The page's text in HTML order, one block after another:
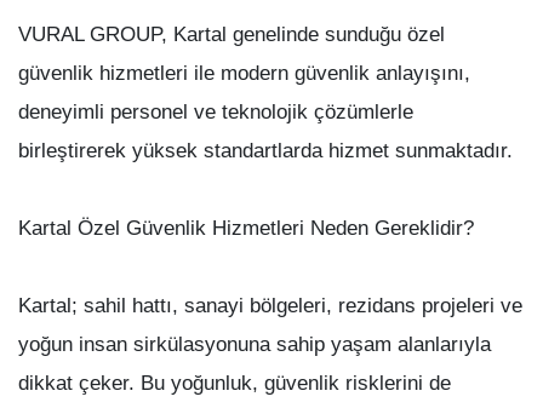
VURAL GROUP, Kartal genelinde sunduğu özel
güvenlik hizmetleri ile modern güvenlik anlayışını,
deneyimli personel ve teknolojik çözümlerle
birleştirerek yüksek standartlarda hizmet sunmaktadır.
Kartal Özel Güvenlik Hizmetleri Neden Gereklidir?
Kartal; sahil hattı, sanayi bölgeleri, rezidans projeleri ve
yoğun insan sirkülasyonuna sahip yaşam alanlarıyla
dikkat çeker. Bu yoğunluk, güvenlik risklerini de